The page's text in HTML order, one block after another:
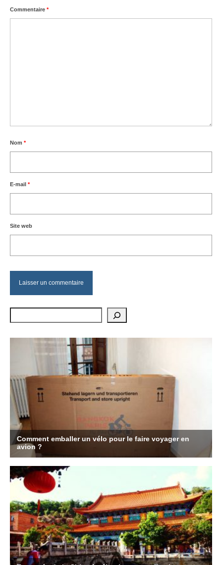
Commentaire *
Nom *
E-mail *
Site web